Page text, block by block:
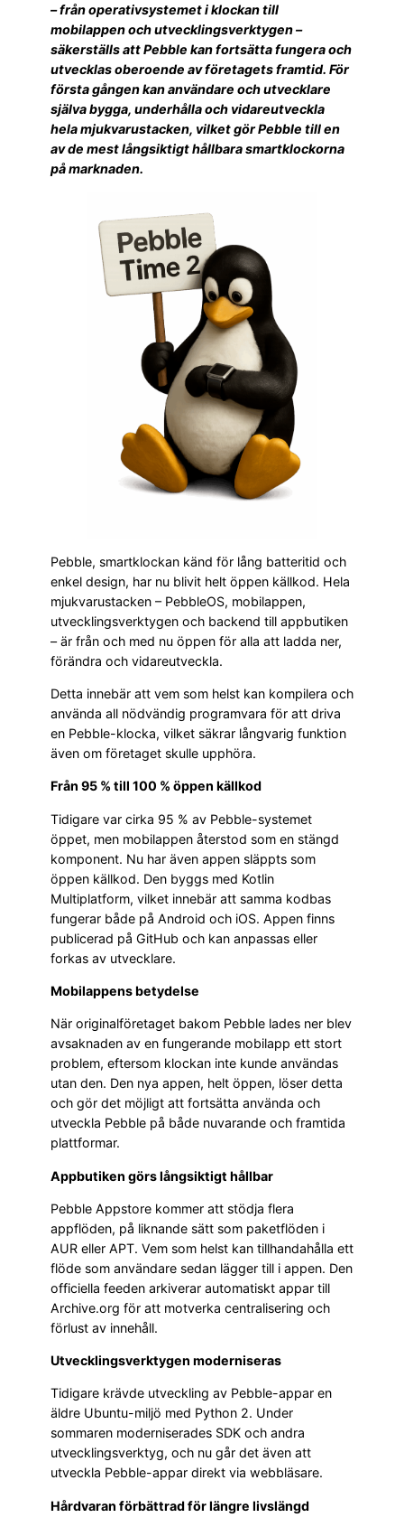
– från operativsystemet i klockan till
mobilappen och utvecklingsverktygen –
säkerställs att Pebble kan fortsätta fungera och
utvecklas oberoende av företagets framtid. För
första gången kan användare och utvecklare
själva bygga, underhålla och vidareutveckla
hela mjukvarustacken, vilket gör Pebble till en
av de mest långsiktigt hållbara smartklockorna
på marknaden.
Pebble, smartklockan känd för lång batteritid och
enkel design, har nu blivit helt öppen källkod. Hela
mjukvarustacken – PebbleOS, mobilappen,
utvecklingsverktygen och backend till appbutiken
– är från och med nu öppen för alla att ladda ner,
förändra och vidareutveckla.
Detta innebär att vem som helst kan kompilera och
använda all nödvändig programvara för att driva
en Pebble-klocka, vilket säkrar långvarig funktion
även om företaget skulle upphöra.
Från 95 % till 100 % öppen källkod
Tidigare var cirka 95 % av Pebble-systemet
öppet, men mobilappen återstod som en stängd
komponent. Nu har även appen släppts som
öppen källkod. Den byggs med Kotlin
Multiplatform, vilket innebär att samma kodbas
fungerar både på Android och iOS. Appen finns
publicerad på GitHub och kan anpassas eller
forkas av utvecklare.
Mobilappens betydelse
När originalföretaget bakom Pebble lades ner blev
avsaknaden av en fungerande mobilapp ett stort
problem, eftersom klockan inte kunde användas
utan den. Den nya appen, helt öppen, löser detta
och gör det möjligt att fortsätta använda och
utveckla Pebble på både nuvarande och framtida
plattformar.
Appbutiken görs långsiktigt hållbar
Pebble Appstore kommer att stödja flera
appflöden, på liknande sätt som paketflöden i
AUR eller APT. Vem som helst kan tillhandahålla ett
flöde som användare sedan lägger till i appen. Den
officiella feeden arkiverar automatiskt appar till
Archive.org för att motverka centralisering och
förlust av innehåll.
Utvecklingsverktygen moderniseras
Tidigare krävde utveckling av Pebble-appar en
äldre Ubuntu-miljö med Python 2. Under
sommaren moderniserades SDK och andra
utvecklingsverktyg, och nu går det även att
utveckla Pebble-appar direkt via webbläsare.
Hårdvaran förbättrad för längre livslängd